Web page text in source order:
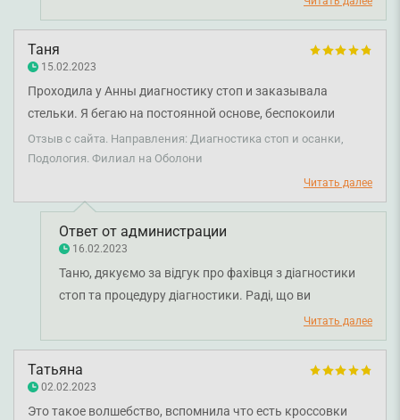
стельки, а вам советую не сомневаться и сходить когда
діагностикою. Бажаємо міцного здоров'я!
Таня
15.02.2023
Проходила у Анны диагностику стоп и заказывала
стельки. Я бегаю на постоянной основе, беспокоили
постоянные мозоли, с которыми не справлялись ни
профессиональные кремы, ни аппаратный педикюр у
пола. Направила в Анну подолог Марина Владимировна.
Ни разу не пожалела, что обратилась :) Есть с чем
сравнить, диагностика стопы действительно на уровне (в
другом центре мне сделали за 10 минут и стельки самые
простенькие подобрали за довольно высокую цену).
Здесь совершенно точно соответствует цена/качество,
через 8 месяцев после начала ношения стелек могу
Отзыв с сайта. Направления: Диагностика стоп и осанки,
Подология. Филиал на Оболони
Читать далее
Ответ от администрации
16.02.2023
Таню, дякуємо за відгук про фахівця з діагностики
стоп та процедуру діагностики. Раді, що ви
задоволені результатом у перспективі. Бажаємо
міцного здоров'я!
Читать далее
Татьяна
02.02.2023
Это такое волшебство, вспомнила что есть кроссовки